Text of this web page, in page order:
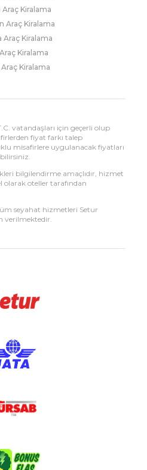
Araç Kiralama
Araç Kiralama
Araç Kiralama
Kiralama
Kiralama
vatandaşları için geçerli olup
fiyat farkı talep
misafirlere uygulanacak fiyatları
bilgilendirme amaçlıdır, hizmet
olarak oteller tarafından
seyahat hizmetleri Setur
verilmektedir.